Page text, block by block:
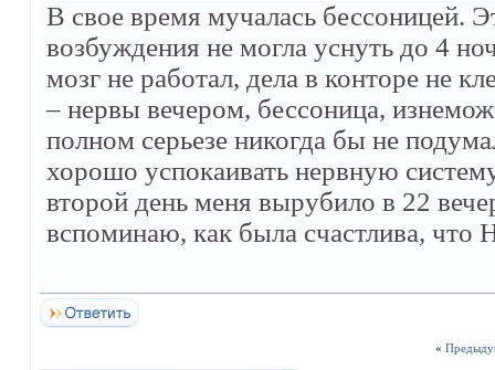
В свое время мучалась бессоницей.
возбуждения не могла уснуть до 4
мозг не работал, дела в конторе не
– нервы вечером, бессоница,
полном серьезе никогда бы не
хорошо успокаивать нервную
второй день меня вырубило в 22
вспоминаю, как была счастлива,
«